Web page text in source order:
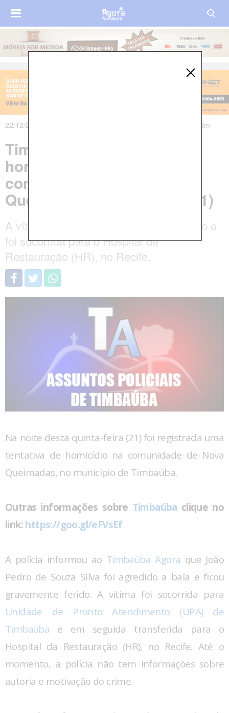
22/12/2017 às 09h08m - Atualizado em 23/12/2017 às 21h39m
Timbaúba: Tentativa de
homicídio é registrada na
comunidade de Nova
Queimadas nesta quinta (21)
A vítima sofreu disparos de arma de fogo e
foi socorrida para o Hospital da
Restauração (HR), no Recife.
Na noite desta quinta-feira (21) foi registrada uma
tentativa de homicídio na comunidade de Nova
Queimadas, no município de Timbaúba.
Outras informações sobre Timbaúba clique no
link:https://goo.gl/eFVsEf
A polícia informou ao Timbaúba Agora que João
Pedro de Souza Silva foi agredido a bala e ficou
gravemente ferido. A vítima foi socorrida para
Unidade de Pronto Atendimento (UPA) de
Timbaúba e em seguida transferida para o
Hospital da Restauração (HR), no Recife. Até o
momento, a polícia não tem informações sobre
autoria e motivação do crime.